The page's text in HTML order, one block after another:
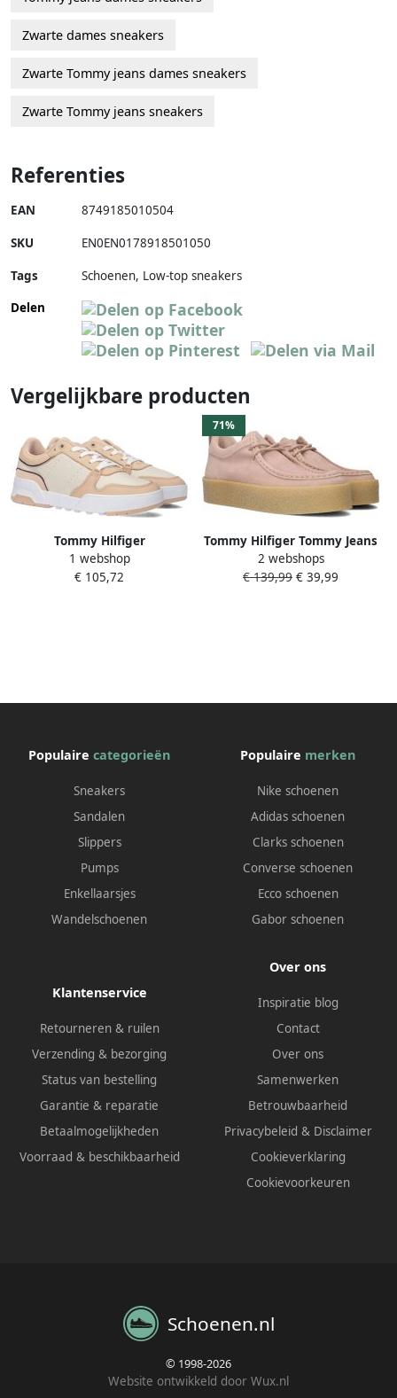
Zwarte dames sneakers
Zwarte Tommy jeans dames sneakers
Zwarte Tommy jeans sneakers
Referenties
EAN 8749185010504
SKU EN0EN0178918501050
Tags
Schoenen, Low-top sneakers
Delen
Vergelijkbare producten
Tommy Hilfiger
Plateausneakers LOW CUT
BASKET SNEAKER met
1 webshop
€ 105,72
71%
Tommy Hilfiger Tommy Jeans
Suede Shoe Veterschoenen
Laag Beige
2 webshops
€ 139,99 € 39,99
Populaire categorieën
Sneakers
Sandalen
Slippers
Pumps
Enkellaarsjes
Wandelschoenen
Populaire merken
Nike schoenen
Adidas schoenen
Clarks schoenen
Converse schoenen
Ecco schoenen
Gabor schoenen
Klantenservice
Retourneren & ruilen
Verzending & bezorging
Status van bestelling
Garantie & reparatie
Betaalmogelijkheden
Voorraad & beschikbaarheid
Over ons
Inspiratie blog
Contact
Over ons
Samenwerken
Betrouwbaarheid
Privacybeleid & Disclaimer
Cookieverklaring
Cookievoorkeuren
Schoenen.nl
© 1998-2026
Website ontwikkeld door Wux.nl